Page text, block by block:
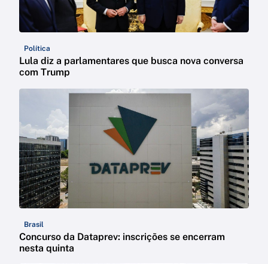
Política
Lula diz a parlamentares que busca nova conversa
com Trump
Brasil
Concurso da Dataprev: inscrições se encerram
nesta quinta